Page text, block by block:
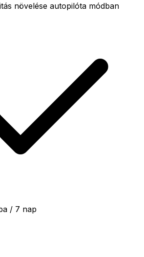
növelése autopilóta módban
/ 7 nap